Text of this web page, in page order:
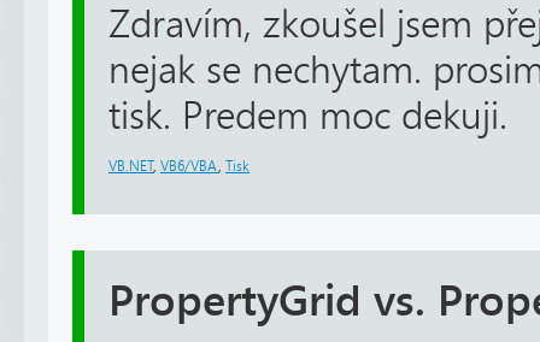
Zdravím, zkoušel jsem
nejak se nechytam.
tisk. Predem moc dekuji.
VB.NET, VB6/VBA Tisk
PropertyGrid vs.